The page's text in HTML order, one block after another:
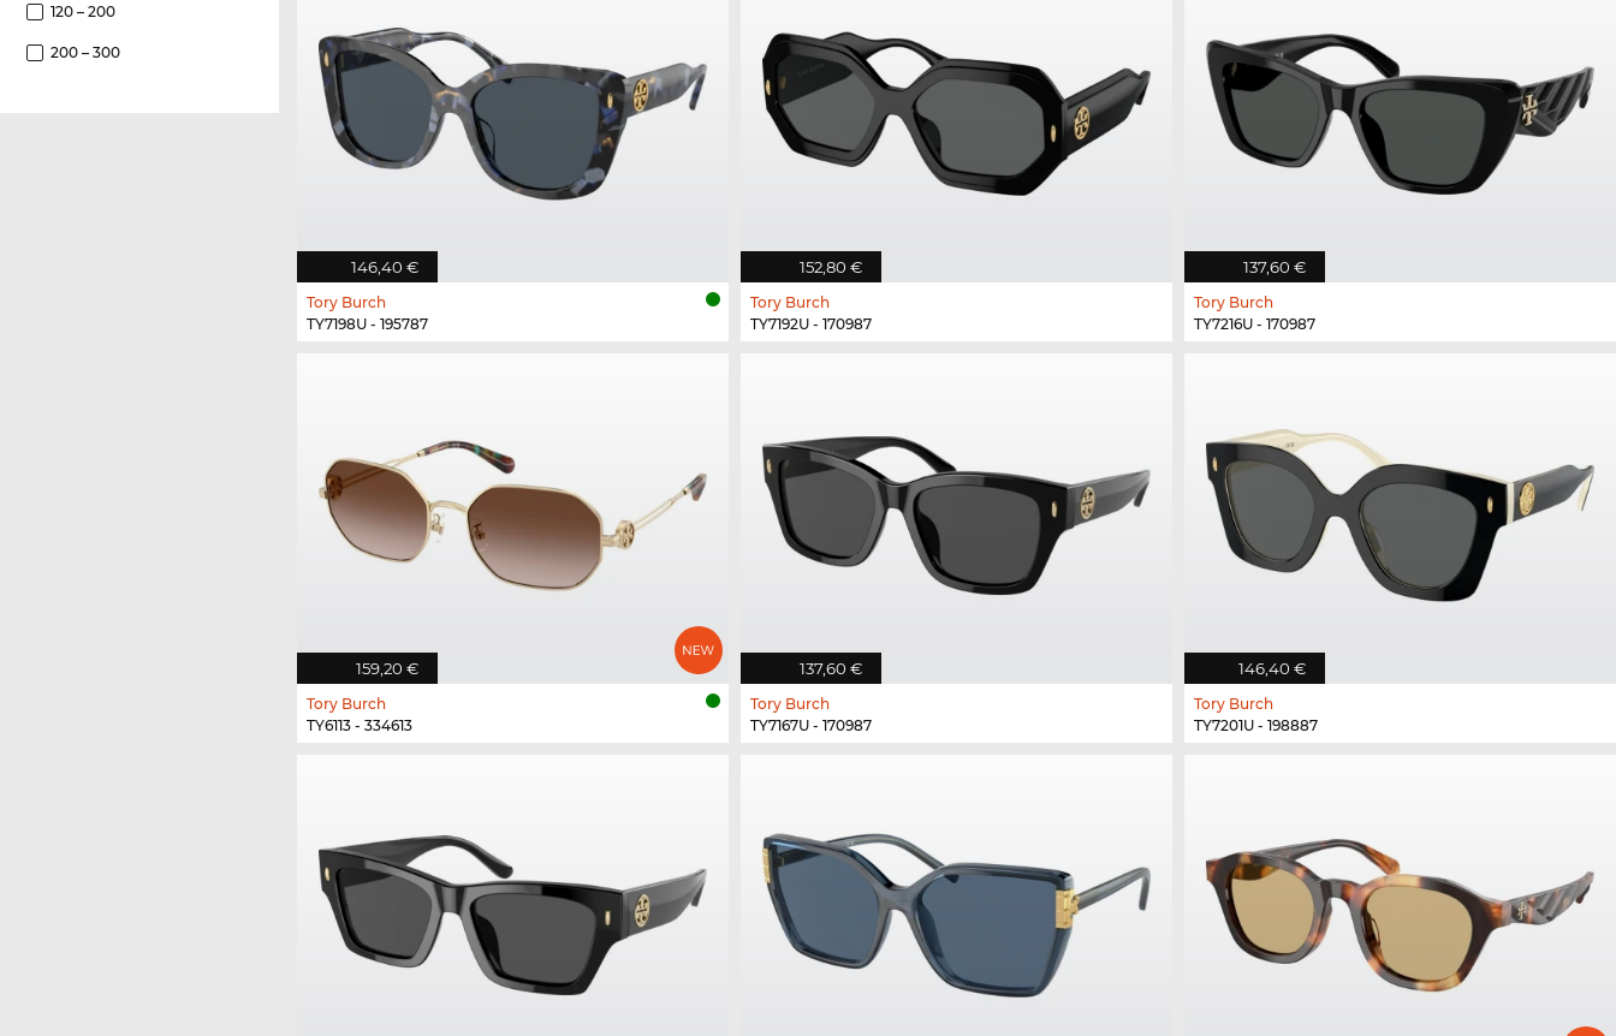
120 – 200
200 – 300
146,40 €
Tory Burch
TY7198U - 195787
152,80 €
Tory Burch
TY7192U - 170987
137,60 €
Tory Burch
TY7216U - 170987
159,20 €
Tory Burch
TY6113 - 334613
137,60 €
Tory Burch
TY7167U - 170987
146,40 €
Tory Burch
TY7201U - 198887